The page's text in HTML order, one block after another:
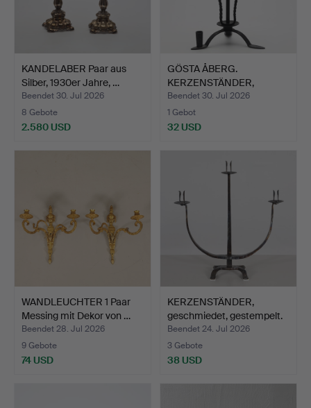
KANDELABER Paar aus
Silber, 1930er Jahre, …
Beendet 30. Jul 2026
8 Gebote
2.580 USD
GÖSTA ÅBERG.
KERZENSTÄNDER,
geschmiedet, m…
Beendet 30. Jul 2026
1 Gebot
32 USD
WANDLEUCHTER 1 Paar
Messing mit Dekor von …
Beendet 28. Jul 2026
9 Gebote
74 USD
KERZENSTÄNDER,
geschmiedet, gestempelt.
Beendet 24. Jul 2026
3 Gebote
38 USD